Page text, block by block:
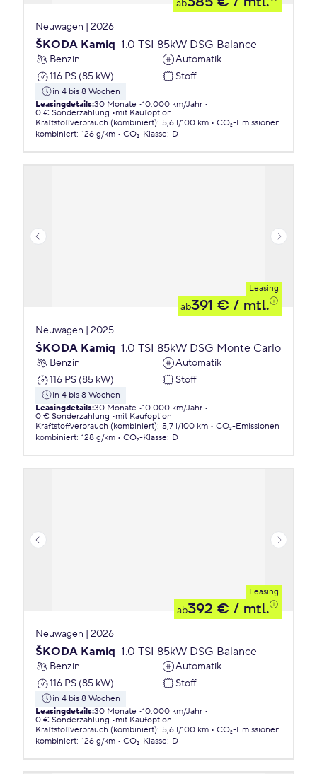
ab
Neuwagen | 2026
ŠKODA Kamiq 1.0 TSI 85kW DSG Balance
Benzin
Automatik
116 PS (85 kW)
Stoff
in 4 bis 8 Wochen
Leasingdetails:30 Monate 10.000 km/Jahr
0 € Sonderzahlung
mit Kaufoption
Kraftstoffverbrauch (kombiniert): 5,6 l/100 km
CO₂-Emissionen
kombiniert: 126 g/km CO₂-Klasse: D
Leasing
ab391 € / mtl.
Neuwagen | 2025
ŠKODA Kamiq 1.0 TSI 85kW DSG Monte Carlo
Benzin
Automatik
116 PS (85 kW)
Stoff
in 4 bis 8 Wochen
Leasingdetails:30 Monate 10.000 km/Jahr
0 € Sonderzahlung
mit Kaufoption
Kraftstoffverbrauch (kombiniert): 5,7 l/100 km
CO₂-Emissionen
kombiniert: 128 g/km CO₂-Klasse: D
Leasing
ab392 € / mtl.
Neuwagen | 2026
ŠKODA Kamiq 1.0 TSI 85kW DSG Balance
Benzin
Automatik
116 PS (85 kW)
Stoff
in 4 bis 8 Wochen
Leasingdetails:30 Monate 10.000 km/Jahr
0 € Sonderzahlung
mit Kaufoption
Kraftstoffverbrauch (kombiniert): 5,6 l/100 km
CO₂-Emissionen
kombiniert: 126 g/km CO₂-Klasse: D